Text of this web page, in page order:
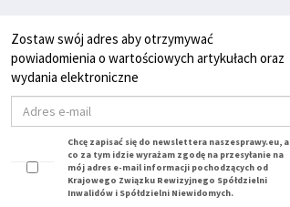
Zostaw swój adres aby otrzymywać
powiadomienia o wartościowych artykułach oraz
wydania elektroniczne
Chcę zapisać się do newslettera naszesprawy.eu, a
co za tym idzie wyrażam zgodę na przesyłanie na
mój adres e-mail informacji pochodzących od
Krajowego Związku Rewizyjnego Spółdzielni
Inwalidów i Spółdzielni Niewidomych.